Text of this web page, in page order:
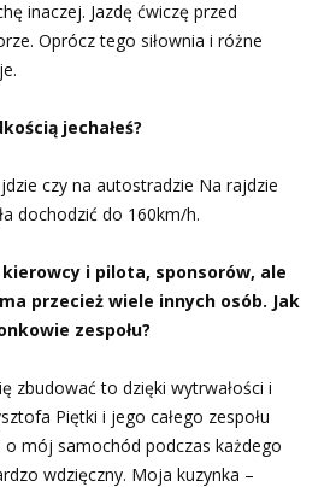
inaczej. Jazdę ćwiczę przed
Oprócz tego siłownia i różne
jechałeś?
czy na autostradzie Na rajdzie
dochodzić do 160km/h.
i pilota, sponsorów, ale
przecież wiele innych osób. Jak
zespołu?
zbudować to dzięki wytrwałości i
Piętki i jego całego zespołu
o mój samochód podczas każdego
wdzięczny. Moja kuzynka –